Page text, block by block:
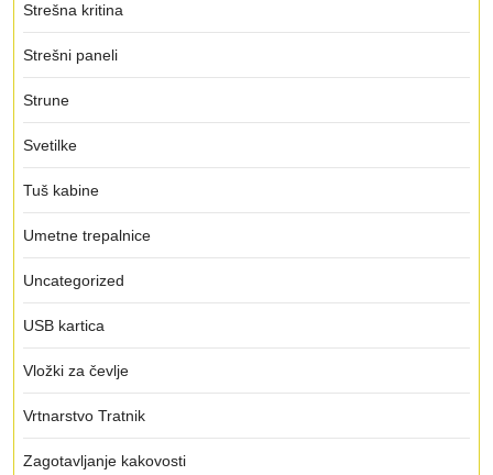
Strešna kritina
Strešni paneli
Strune
Svetilke
Tuš kabine
Umetne trepalnice
Uncategorized
USB kartica
Vložki za čevlje
Vrtnarstvo Tratnik
Zagotavljanje kakovosti